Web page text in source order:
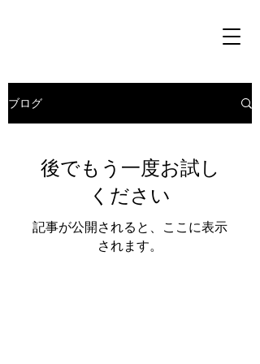
ブログ
後でもう一度お試し
ください
記事が公開されると、ここに表示
されます。